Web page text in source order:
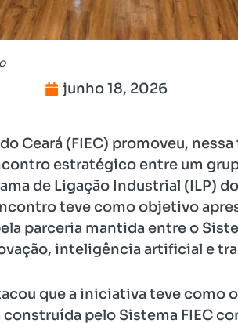
junho 18, 2026
Ceará (FIEC) promoveu,
estratégico entre um
de Ligação Industrial (ILP)
teve como objetivo
parceria mantida entre o
inteligência artificial e
que a iniciativa teve como
pelo Sistema FIEC